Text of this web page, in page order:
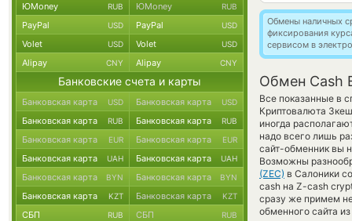
Обмены наличных
фиксирования
сервисом в
Обмен Cash
Все показанные в
Криптовалюта
иногда
надо всего лишь
сайт-обменник вы
Возможны
(ZEC) в Салоники
cash на Z-cash
сразу же примем
обменного сайта
ЮMoney RUB ЮMoney RUB
PayPal USD PayPal USD
Volet USD Volet USD
Alipay CNY Alipay CNY
Банковские счета и карты
Банковская карта USD Банковская карта USD
Банковская карта RUB Банковская карта RUB
Банковская карта EUR Банковская карта EUR
Банковская карта UAH Банковская карта UAH
Банковская карта BYN Банковская карта BYN
Банковская карта KZT Банковская карта KZT
СБП RUB СБП RUB